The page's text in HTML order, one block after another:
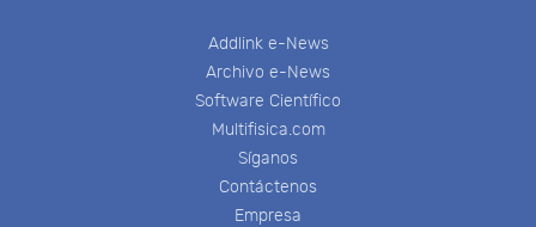
Addlink e-News
Archivo e-News
Software Científico
Multifisica.com
Síganos
Contáctenos
Empresa